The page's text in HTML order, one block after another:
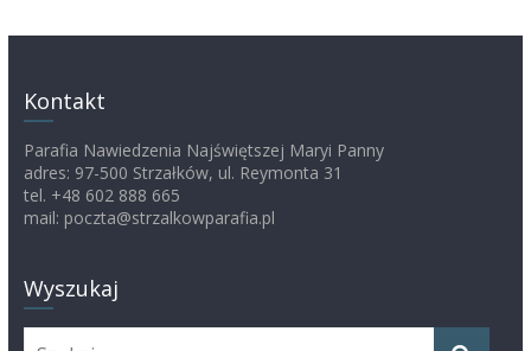
Kontakt
Parafia Nawiedzenia Najświętszej Maryi Panny
adres: 97-500 Strzałków, ul. Reymonta 31
tel. +48 602 888 665
mail: poczta@strzalkowparafia.pl
Wyszukaj